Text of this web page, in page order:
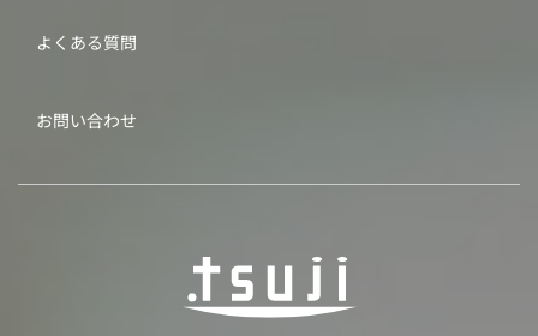
よくある質問
お問い合わせ